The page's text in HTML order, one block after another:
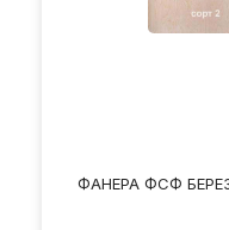
ФАНЕРА ФСФ